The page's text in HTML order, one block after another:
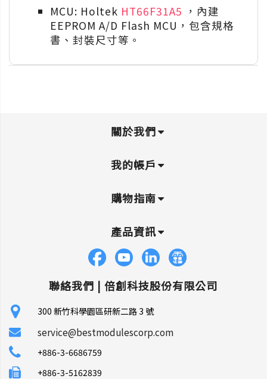
MCU: Holtek HT66F31A5 ，內建
EEPROM A/D Flash MCU，包含規格
書、封裝尺寸等。
關於我們
我的帳戶
購物指南
產品資訊
聯絡我們 | 倍創科技股份有限公司
300 新竹科學園區研新二路 3 號
service@bestmodulescorp.com
+886-3-6686759
+886-3-5162839